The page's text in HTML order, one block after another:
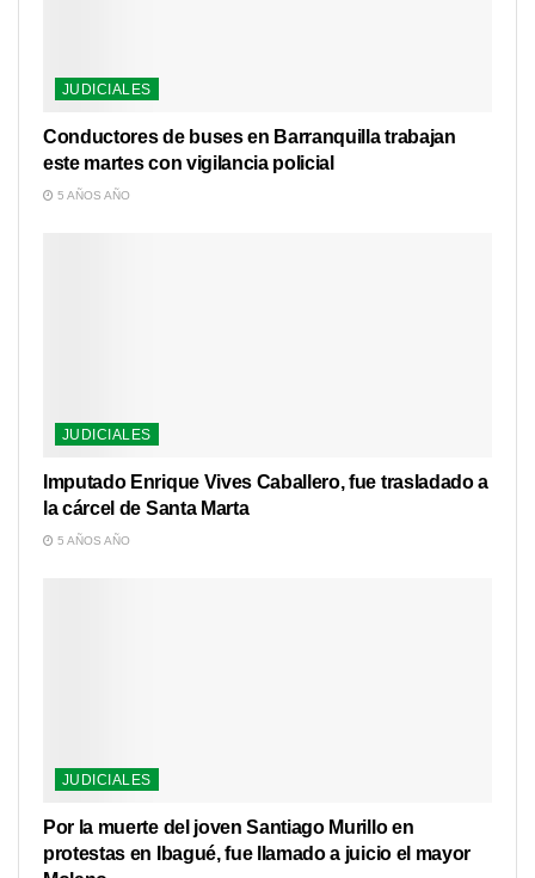
JUDICIALES
Conductores de buses en Barranquilla trabajan
este martes con vigilancia policial
5 AÑOS AÑO
JUDICIALES
Imputado Enrique Vives Caballero, fue trasladado a
la cárcel de Santa Marta
5 AÑOS AÑO
JUDICIALES
Por la muerte del joven Santiago Murillo en
protestas en Ibagué, fue llamado a juicio el mayor